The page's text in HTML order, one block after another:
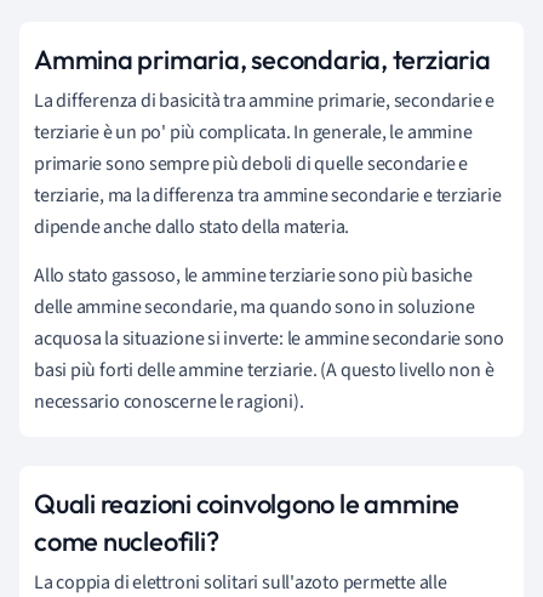
Ammina primaria, secondaria, terziaria
La differenza di basicità tra ammine primarie, secondarie e
terziarie è un po' più complicata. In generale, le ammine
primarie sono sempre più deboli di quelle secondarie e
terziarie, ma la differenza tra ammine secondarie e terziarie
dipende anche dallo stato della materia.
Allo stato gassoso, le ammine terziarie sono più basiche
delle ammine secondarie, ma quando sono in soluzione
acquosa la situazione si inverte: le ammine secondarie sono
basi più forti delle ammine terziarie. (A questo livello non è
necessario conoscerne le ragioni).
Quali reazioni coinvolgono le ammine
come nucleofili?
La coppia di elettroni solitari sull'azoto permette alle